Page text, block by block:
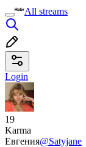
All streams
Login
19
Karma
Евгения@Satyjane